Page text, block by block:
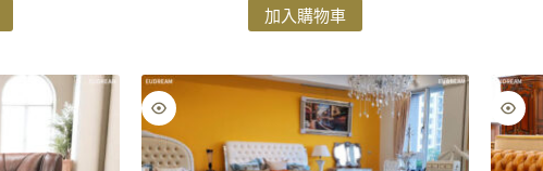
加入購物車